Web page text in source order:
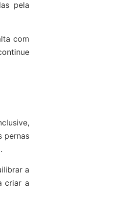
pela
com
pernas
a
criar a